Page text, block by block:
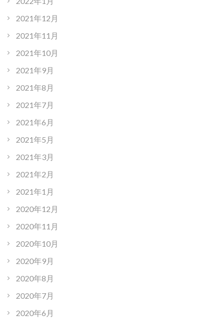
2021年12月
2021年11月
2021年10月
2021年9月
2021年8月
2021年7月
2021年6月
2021年5月
2021年3月
2021年2月
2021年1月
2020年12月
2020年11月
2020年10月
2020年9月
2020年8月
2020年7月
2020年6月